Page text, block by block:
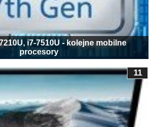
i7-7510U - kolejne mobilne
procesory
11